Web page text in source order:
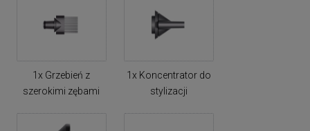
1x Grzebień z
szerokimi zębami
1x Koncentrator do
stylizacji